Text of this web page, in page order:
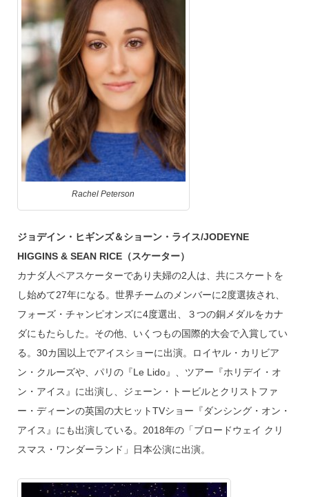
Rachel Peterson
ジョデイン・ヒギンズ＆ショーン・ライス/JODEYNE
HIGGINS & SEAN RICE（スケーター）
カナダ人ペアスケーターであり夫婦の2人は、共にスケートを
し始めて27年になる。世界チームのメンバーに2度選抜され、
フォーズ・チャンピオンズに4度選出、３つの銅メダルをカナ
ダにもたらした。その他、いくつもの国際的大会で入賞してい
る。30カ国以上でアイスショーに出演。ロイヤル・カリビア
ン・クルーズや、パリの『Le Lido』、ツアー『ホリデイ・オ
ン・アイス』に出演し、ジェーン・トービルとクリストファ
ー・ディーンの英国の大ヒットTVショー『ダンシング・オン・
アイス』にも出演している。2018年の「ブロードウェイ クリ
スマス・ワンダーランド」日本公演に出演。